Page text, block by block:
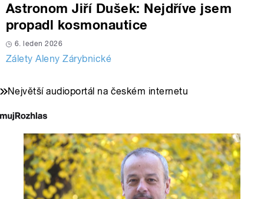
Astronom Jiří Dušek: Nejdříve jsem
propadl kosmonautice
6. leden 2026
Zálety Aleny Zárybnické
Největší audioportál na českém internetu